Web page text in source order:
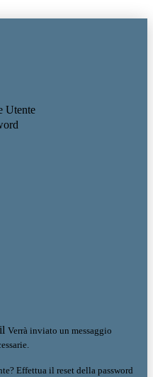
Utente
Verrà inviato un messaggio
Effettua il reset della password